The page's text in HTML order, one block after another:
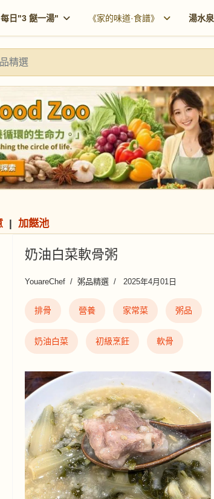
每日"3 餸一湯" 《家的味道·食譜》 湯水泉
精選
| 加餸池
奶油白菜軟骨粥
YouareChef 粥品精選 2025年4月01日
排骨 營養 家常菜 粥品
奶油白菜 初級烹飪 軟骨